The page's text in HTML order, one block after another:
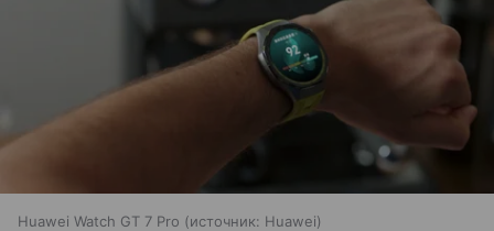
Huawei Watch GT 7 Pro источник: Huawei